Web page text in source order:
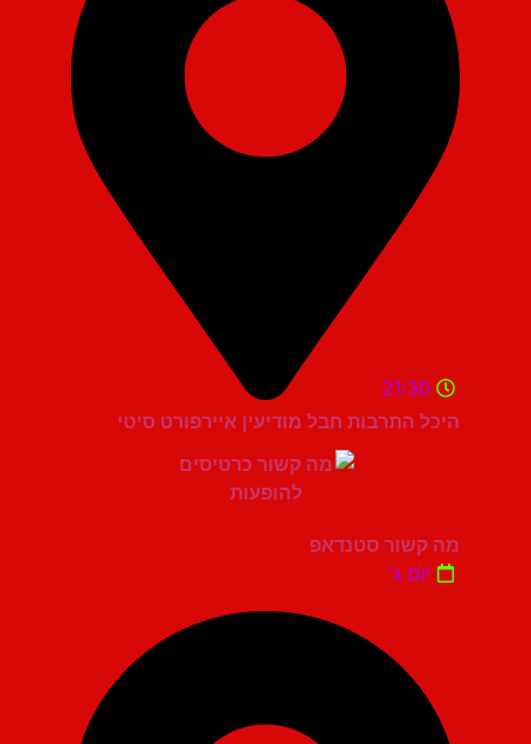
היכל התרבות חבל מודיעין איירפורט סיטי
21:30
מה קשור סטנדאפ
יום ג'